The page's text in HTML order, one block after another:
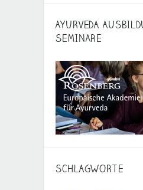
AYURVEDA
SEMINARE
SCHLAGWORTE